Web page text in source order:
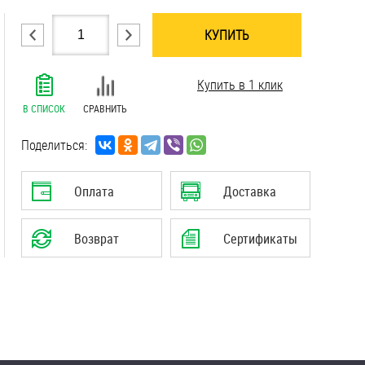
КУПИТЬ
В СПИСОК СРАВНИТЬ
Купить в 1 клик
Поделиться:
Оплата Доставка
Возврат Сертификаты